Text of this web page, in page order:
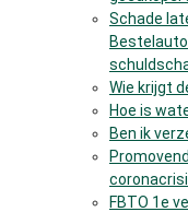
Schade
Wie krijgt
Hoe is
Ben ik
FBTO 1e